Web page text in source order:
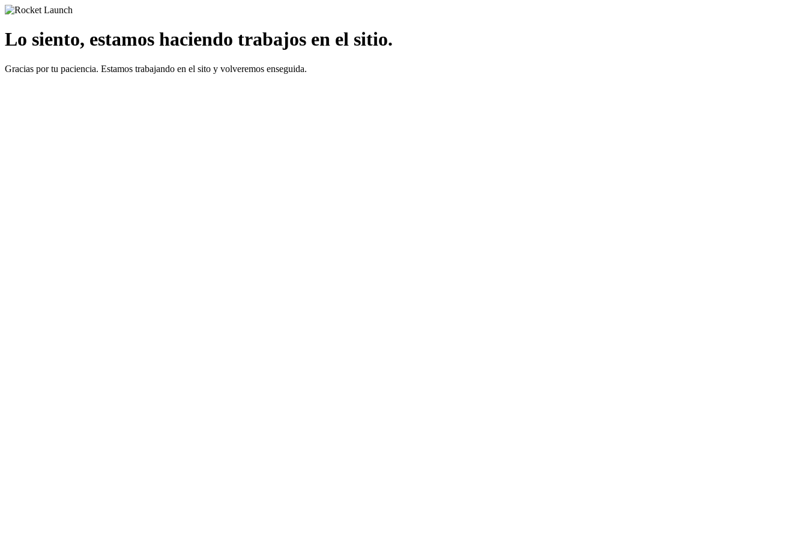
Lo siento, estamos haciendo trabajos en el sitio.
Gracias por tu paciencia. Estamos trabajando en el sito y volveremos enseguida.